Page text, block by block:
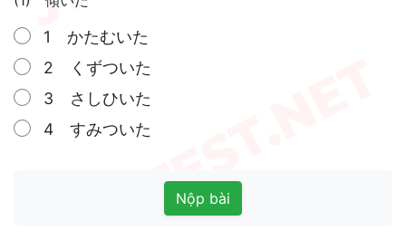
1 かたむいた
2 くずついた
3 さしひいた
4 すみついた
Nộp bài